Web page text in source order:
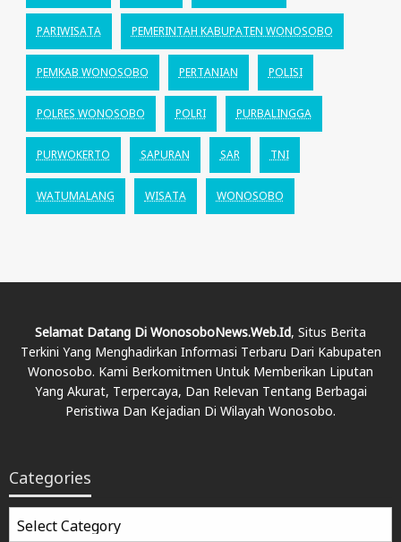
PARIWISATA PEMERINTAH KABUPATEN WONOSOBO
PEMKAB WONOSOBO PERTANIAN POLISI
POLRES WONOSOBO POLRI PURBALINGGA
PURWOKERTO SAPURAN SAR TNI
WATUMALANG WISATA WONOSOBO
Selamat Datang Di WonosoboNews.web.id, Situs Berita
Terkini Yang Menghadirkan Informasi Terbaru Dari Kabupaten
Wonosobo. Kami Berkomitmen Untuk Memberikan Liputan
Yang Akurat, Terpercaya, Dan Relevan Tentang Berbagai
Peristiwa Dan Kejadian Di Wilayah Wonosobo.
Categories
Categories